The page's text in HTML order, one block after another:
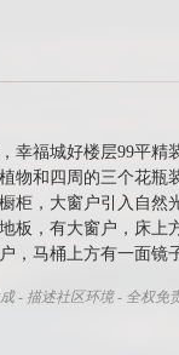
幸福城好楼层99平精
物和四周的三个花瓶
柜，大窗户引入自然
板，有大窗户，床上
，马桶上方有一面镜
- 描述社区环境 - 全权免